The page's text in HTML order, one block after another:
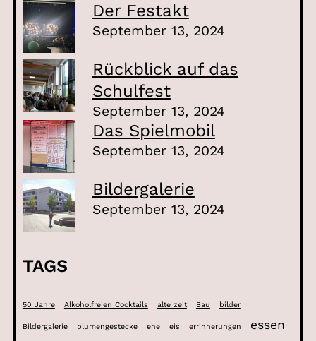
Der Festakt
September 13, 2024
Rückblick auf das
Schulfest
September 13, 2024
Das Spielmobil
September 13, 2024
Bildergalerie
September 13, 2024
TAGS
50 Jahre Alkoholfreien Cocktails alte zeit Bau bilder
Bildergalerie blumengestecke ehe eis errinnerungen essen